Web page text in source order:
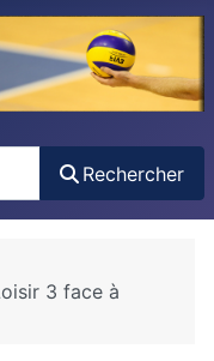
Rechercher
3 face à